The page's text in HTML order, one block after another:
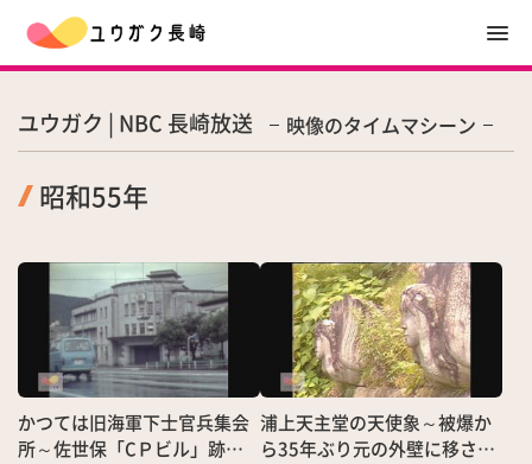
ユウガク | NBC 長崎放送 映像のタイムマシーン
昭和55年
かつては旧海軍下士官兵集会
所～佐世保「CＰビル」跡地
浦上天主堂の天使象～被爆か
ら35年ぶり元の外壁に移され